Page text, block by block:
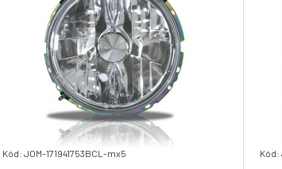
Kód: JOM-171941753BCL-mx5 Kód: